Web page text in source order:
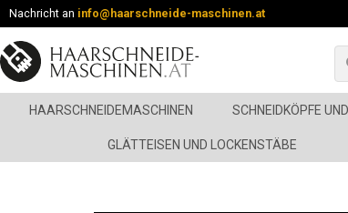
Nachricht an info@haarschneide-maschinen.at
HAARSCHNEIDEMASCHINEN SCHNEIDKÖPFE
GLÄTTEISEN UND LOCKENSTÄBE